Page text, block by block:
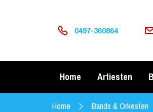
0497-360864
Home Artiesten
Home Bands & Orkesten